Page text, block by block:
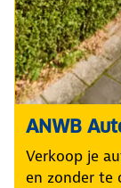
ANWB
Verkoop je
en zonder te